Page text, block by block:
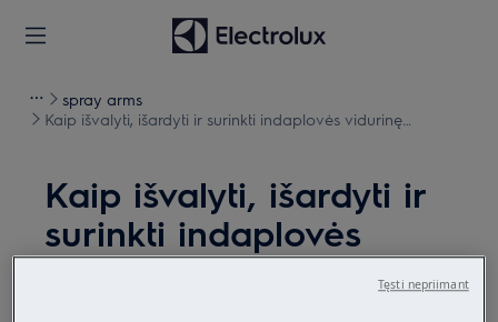
spray arms
Kaip išvalyti, išardyti ir surinkti indaplovės vidurinę
Kaip išvalyti, išardyti ir
surinkti indaplovės
vidurinę purškimo
Tęsti nepriimant